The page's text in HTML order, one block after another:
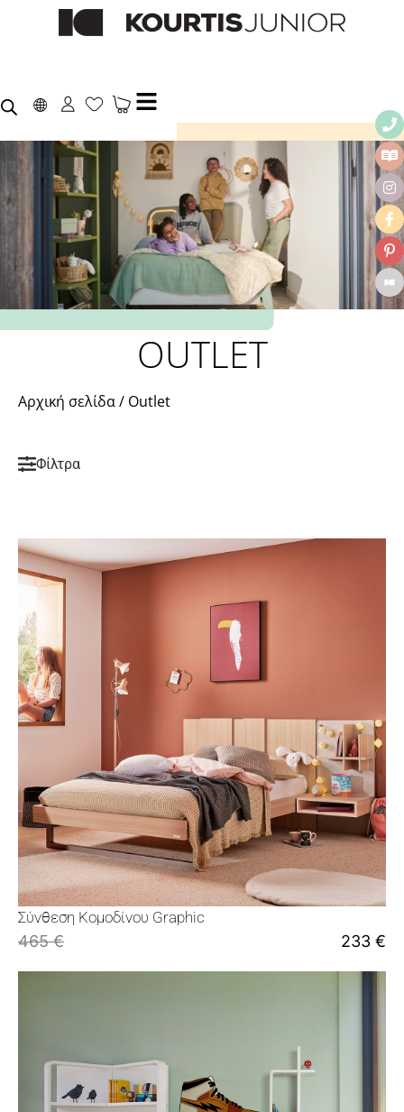
OUTLET
Αρχική σελίδα/ Outlet
Φίλτρα
Σύνθεση Κομοδίνου Graphic
465€ 233 €